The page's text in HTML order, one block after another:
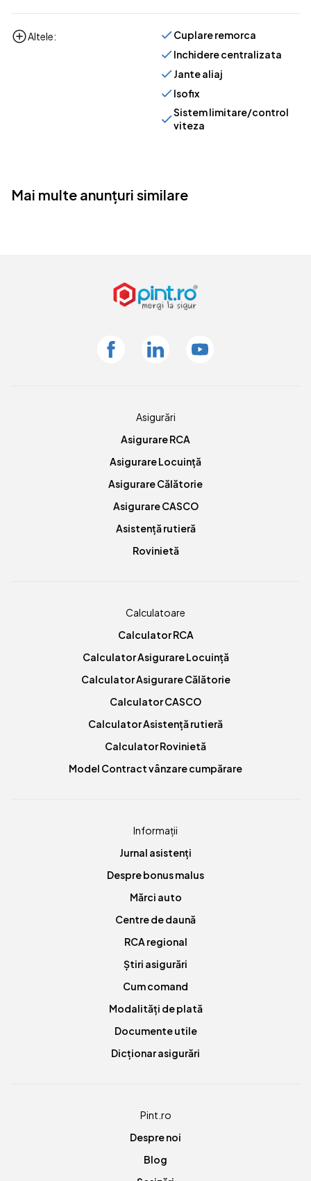
Altele:
Cuplare remorca
Inchidere centralizata
Jante aliaj
Isofix
Sistem limitare/control
viteza
Mai multe anunțuri similare
FacebookLinkedin Youtube
Asigurări
Asigurare RCA
Asigurare Locuință
Asigurare Călătorie
Asigurare CASCO
Asistență rutieră
Rovinietă
Calculatoare
Calculator RCA
Calculator Asigurare Locuință
Calculator Asigurare Călătorie
Calculator CASCO
Calculator Asistență rutieră
Calculator Rovinietă
Model Contract vânzare cumpărare
Informații
Jurnal asistenți
Despre bonus malus
Mărci auto
Centre de daună
RCA regional
Știri asigurări
Cum comand
Modalități de plată
Documente utile
Dicționar asigurări
Pint.ro
Despre noi
Blog